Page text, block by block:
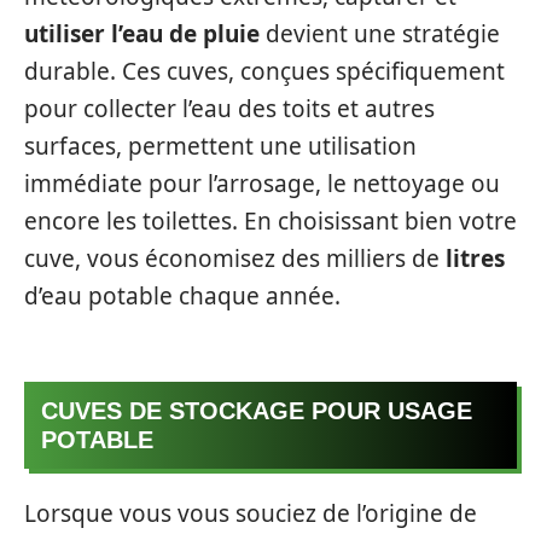
utiliser l’eau de pluie devient une stratégie
durable. Ces cuves, conçues spécifiquement
pour collecter l’eau des toits et autres
surfaces, permettent une utilisation
immédiate pour l’arrosage, le nettoyage ou
encore les toilettes. En choisissant bien votre
cuve, vous économisez des milliers de litres
d’eau potable chaque année.
CUVES DE STOCKAGE POUR USAGE
POTABLE
Lorsque vous vous souciez de l’origine de